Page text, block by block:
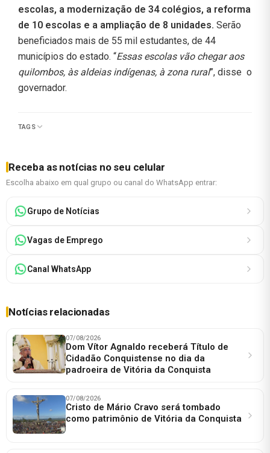
escolas, a modernização de 34 colégios, a reforma
de 10 escolas e a ampliação de 8 unidades. Serão
beneficiados mais de 55 mil estudantes, de 44
municípios do estado. “Essas escolas vão chegar aos
quilombos, às aldeias indígenas, à zona rural”, disse o
governador.
TAGS
Receba as notícias no seu celular
Escolha abaixo em qual grupo ou canal do WhatsApp entrar:
Grupo de Notícias
Vagas de Emprego
Canal WhatsApp
Notícias relacionadas
07/08/2026
Dom Vítor Agnaldo receberá Título de
Cidadão Conquistense no dia da
padroeira de Vitória da Conquista
07/08/2026
Cristo de Mário Cravo será tombado
como patrimônio de Vitória da Conquista